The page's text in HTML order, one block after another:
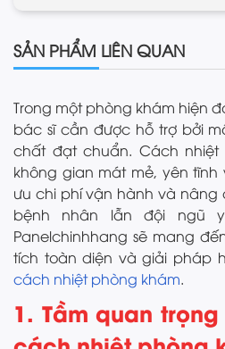
SẢN PHẨM LIÊN QUAN
Trong một phòng khám hiện
bác sĩ cần được hỗ trợ bởi
chất đạt chuẩn. Cách
không gian mát mẻ, yên
ưu chi phí vận hành và nâng
bệnh nhân lẫn đội ngũ
Panelchinhhang sẽ mang
tích toàn diện và giải pháp
cách nhiệt phòng khám.
1. Tầm quan